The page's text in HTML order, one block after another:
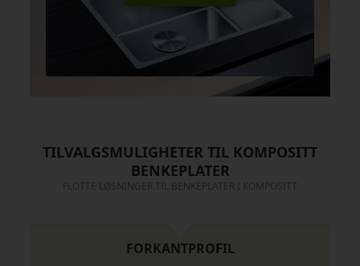
TILVALGSMULIGHETER TIL KOMPOSITT
BENKEPLATER
FORKANTPROFIL